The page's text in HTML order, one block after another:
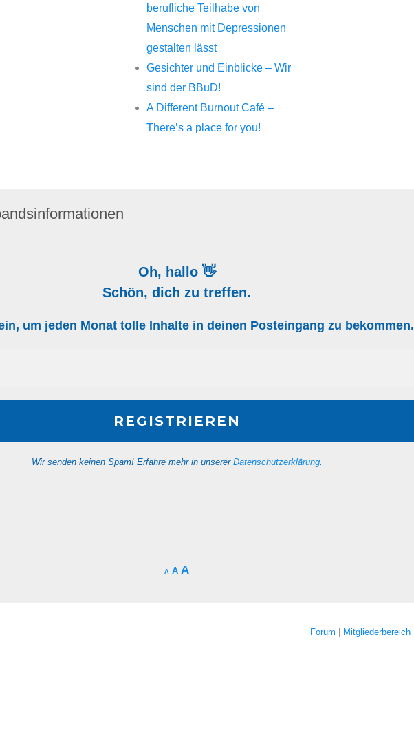
berufliche Teilhabe von
Menschen mit Depressionen
gestalten lässt
Gesichter und Einblicke – Wir
sind der BBuD!
A Different Burnout Café –
There’s a place for you!
Oh, hallo 👋
Schön, dich zu treffen.
um jeden Monat tolle Inhalte in deinen Posteingang zu bekommen.
Wir senden keinen Spam! Erfahre mehr in unserer Datenschutzerklärung.
A A A
Forum Mitgliederbereich